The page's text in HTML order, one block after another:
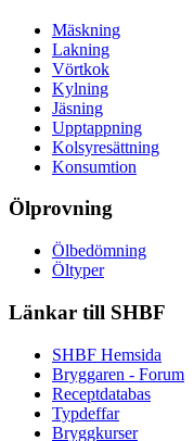
Mäskning
Lakning
Vörtkok
Kylning
Jäsning
Upptappning
Kolsyresättning
Konsumtion
Ölprovning
Ölbedömning
Öltyper
Länkar till SHBF
SHBF Hemsida
Bryggaren - Forum
Receptdatabas
Typdeffar
Bryggkurser